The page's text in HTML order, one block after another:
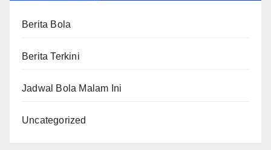
Berita Bola
Berita Terkini
Jadwal Bola Malam Ini
Uncategorized